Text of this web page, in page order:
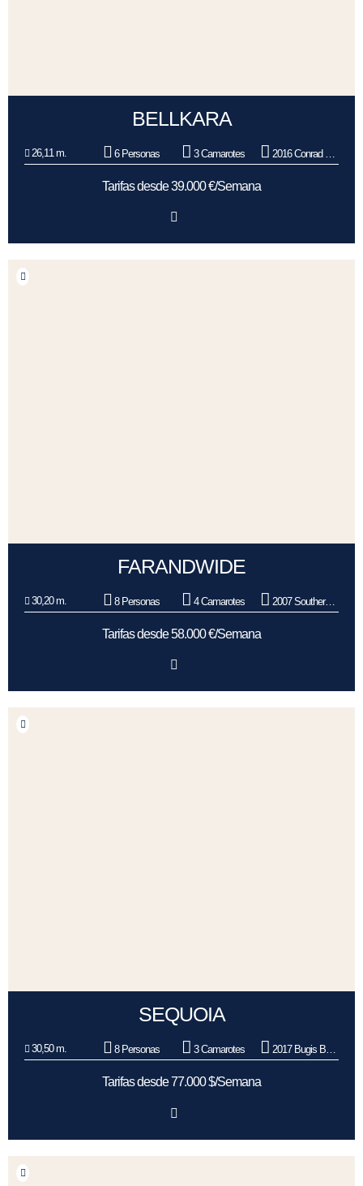
BELLKARA
26,11 m. 6 Personas 3 Camarotes 2016 Conrad Shipyard
Tarifas desde 39.000 €/Semana
FARANDWIDE
30,20 m. 8 Personas 4 Camarotes 2007 Southern Wind Shipyard
Tarifas desde 58.000 €/Semana
SEQUOIA
30,50 m. 8 Personas 3 Camarotes 2017 Bugis Boat Builders
Tarifas desde 77.000 $/Semana